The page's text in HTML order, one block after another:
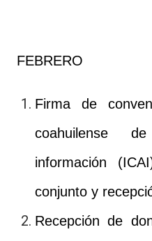
FEBRERO
Firma de
coahuilense
información
conjunto y
Recepción de